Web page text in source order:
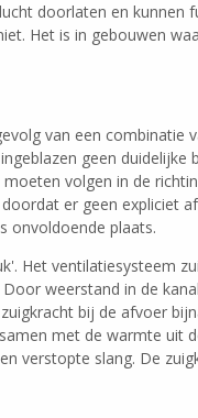
doorlaten en kunnen
Het is in gebouwen
van een combinatie
geen duidelijke
volgen in de
er geen expliciet
onvoldoende plaats.
Het ventilatiesysteem
weerstand in de
bij de afvoer
met de warmte uit
verstopte slang. De